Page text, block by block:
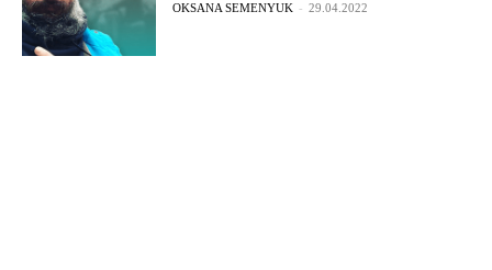
OKSANA SEMENYUK - 29.04.2022